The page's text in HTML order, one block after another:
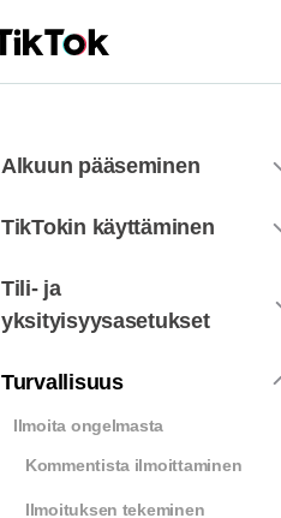
Alkuun pääseminen
TikTokin käyttäminen
Tili- ja
yksityisyysasetukset
Turvallisuus
Ilmoita ongelmasta
Kommentista ilmoittaminen
Ilmoituksen tekeminen